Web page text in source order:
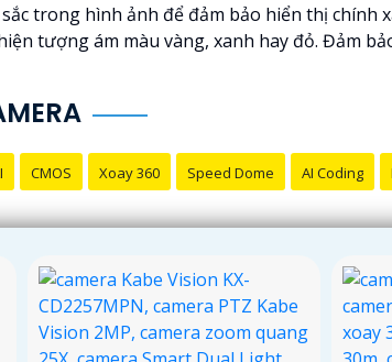
trong hình ảnh để đảm bảo hiển thị chính
tượng ám màu vàng, xanh hay đỏ. Đảm
CMOS Xoay 360 Speed Dome AI Coding